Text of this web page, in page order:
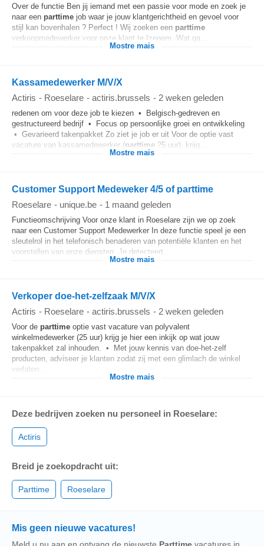
Over de functie Ben jij iemand met een passie voor mode en zoek je
naar een parttime job waar je jouw klantgerichtheid en gevoel voor
stijl kan bovenhalen ? Perfect ! Wij zoeken een parttime
verkoopmedewerker voor onze klant te Izegem. Wat ga...
Mostre mais
Kassamedewerker M/V/X
Actiris - Roeselare - actiris.brussels - 2 weken geleden
redenen om voor deze job te kiezen • Belgisch-gedreven en
gestructureerd bedrijf • Focus op persoonlijke groei en ontwikkeling
• Gevarieerd takenpakket Zo ziet je job er uit Voor de optie vast
vacature van kassamedewerker (parttime 25 uur), krijg...
Mostre mais
Customer Support Medeweker 4/5 of parttime
Roeselare - unique.be - 1 maand geleden
Functieomschrijving Voor onze klant in Roeselare zijn we op zoek
naar een Customer Support Medewerker In deze functie speel je een
sleutelrol in het telefonisch benaderen van potentiële klanten en het
voorstellen van onze diensten. Je detecteert...
Mostre mais
Verkoper doe-het-zelfzaak M/V/X
Actiris - Roeselare - actiris.brussels - 2 weken geleden
Voor de parttime optie vast vacature van polyvalent
winkelmedewerker (25 uur) krijg je hier een inkijk op wat jouw
takenpakket zal inhouden. • Met jouw kennis van doe-het-zelf
producten, adviseer je klanten zodat zij met een glimlach de winkel
verlaten...
Mostre mais
Deze bedrijven zoeken nu personeel in Roeselare:
Actiris
Breid je zoekopdracht uit:
Parttime Roeselare
Mis geen nieuwe vacatures!